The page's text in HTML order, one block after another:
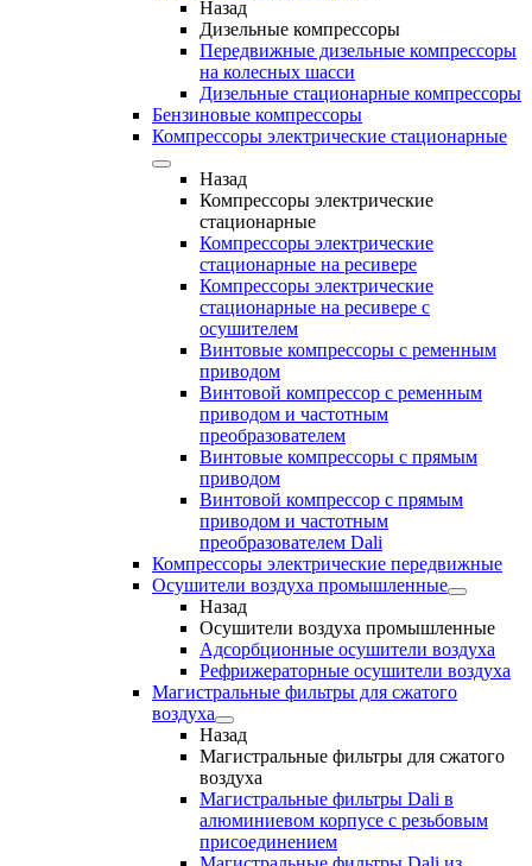
Назад
Дизельные компрессоры
Передвижные дизельные компрессоры
на колесных шасси
Дизельные стационарные компрессоры
Бензиновые компрессоры
Компрессоры электрические стационарные
Назад
Компрессоры электрические
стационарные
Компрессоры электрические
стационарные на ресивере
Компрессоры электрические
стационарные на ресивере с
осушителем
Винтовые компрессоры с ременным
приводом
Винтовой компрессор с ременным
приводом и частотным
преобразователем
Винтовые компрессоры с прямым
приводом
Винтовой компрессор с прямым
приводом и частотным
преобразователем Dali
Компрессоры электрические передвижные
Осушители воздуха промышленные
Назад
Осушители воздуха промышленные
Адсорбционные осушители воздуха
Рефрижераторные осушители воздуха
Магистральные фильтры для сжатого
воздуха
Назад
Магистральные фильтры для сжатого
воздуха
Магистральные фильтры Dali в
алюминиевом корпусе с резьбовым
присоединением